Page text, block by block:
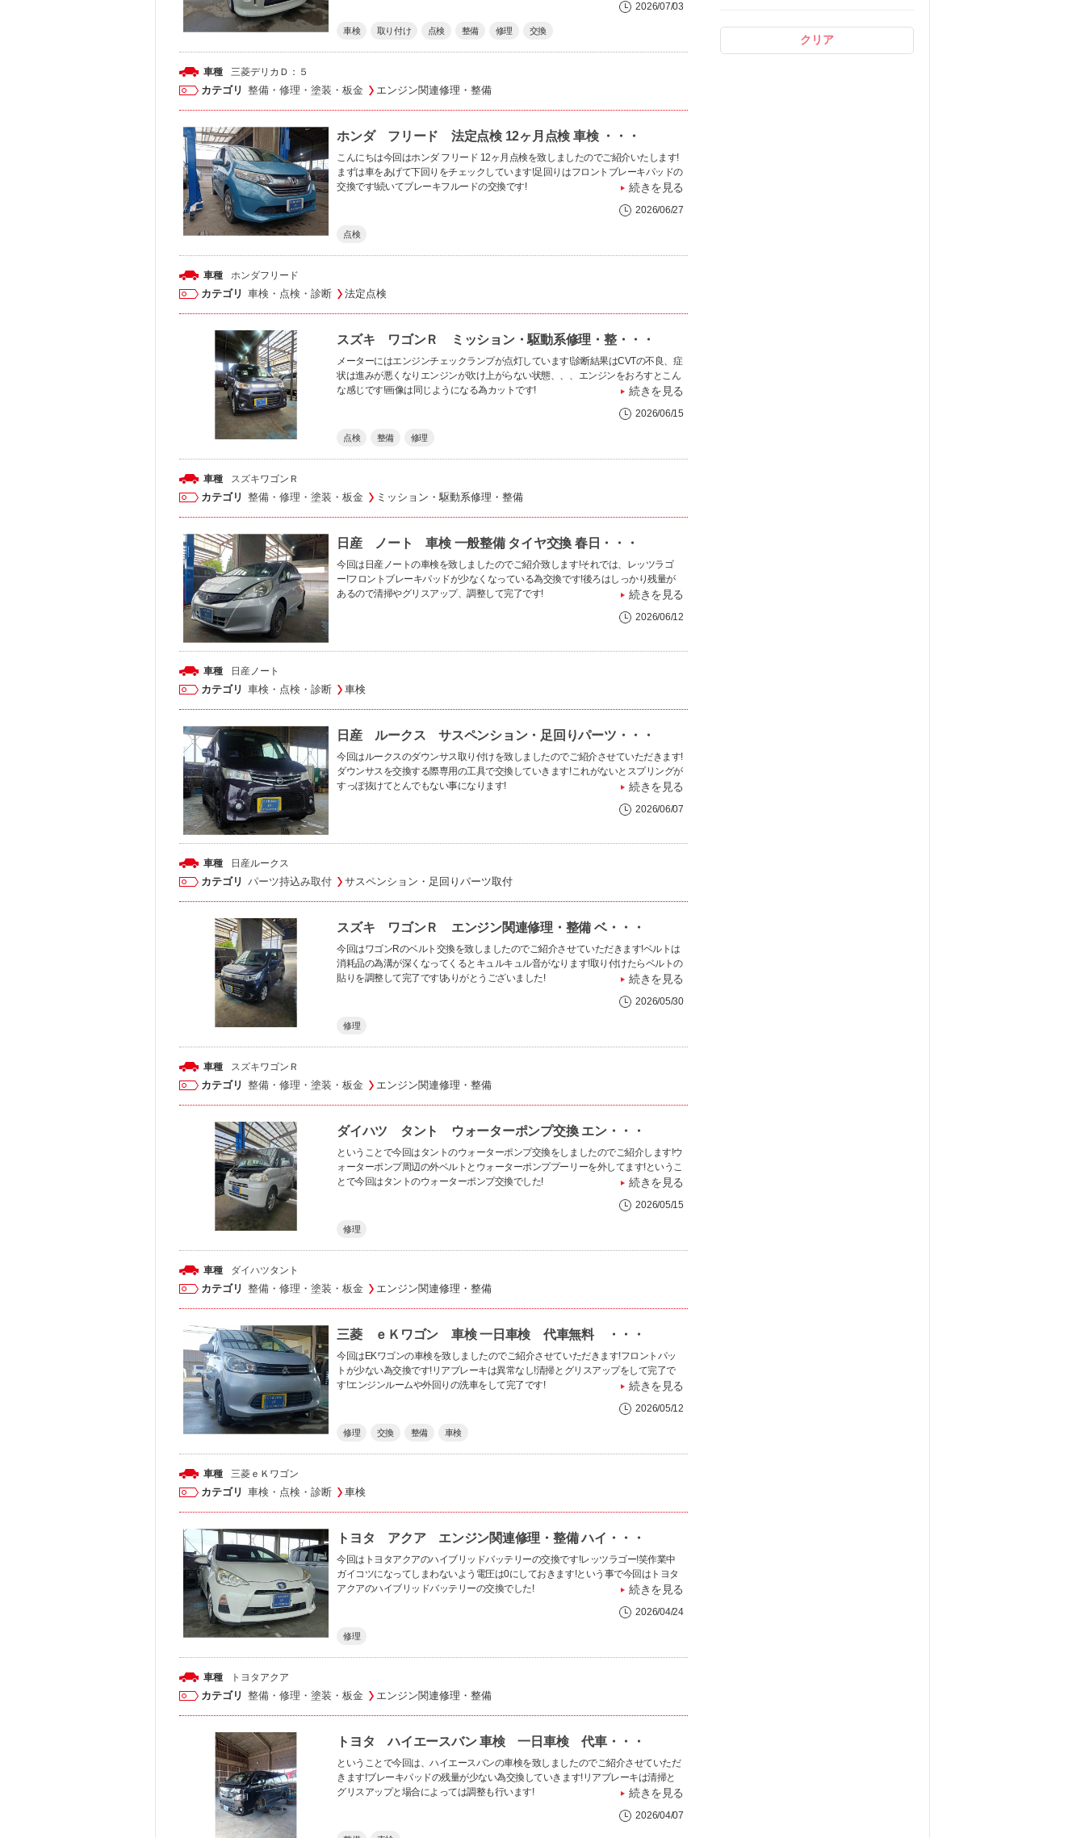
2026/07/03
車検 取り付け 点検 整備 修理 交換
車種 三菱デリカＤ：５
カテゴリ 整備・修理・塗装・板金 エンジン関連修理・整備
ホンダ フリード 法定点検 12ヶ月点検 車検 ・・・
こんにちは今回はホンダ フリード 12ヶ月点検を致しましたのでご紹介いたします!
まずは車をあげて下回りをチェックしています!足回りはフロントブレーキパッドの
交換です!続いてブレーキフルードの交換です!
続きを見る
2026/06/27
点検
車種 ホンダフリード
カテゴリ 車検・点検・診断 法定点検
スズキ ワゴンＲ ミッション・駆動系修理・整・・・
メーターにはエンジンチェックランプが点灯しています!診断結果はCVTの不良、症
状は進みが悪くなりエンジンが吹け上がらない状態、、、エンジンをおろすとこん
な感じです!画像は同じようになる為カットです!
続きを見る
2026/06/15
点検 整備 修理
車種 スズキワゴンＲ
カテゴリ 整備・修理・塗装・板金 ミッション・駆動系修理・整備
日産 ノート 車検 一般整備 タイヤ交換 春日・・・
今回は日産ノートの車検を致しましたのでご紹介致します!それでは、レッツラゴ
ー!フロントブレーキパッドが少なくなっている為交換です!後ろはしっかり残量が
あるので清掃やグリスアップ、調整して完了です!
続きを見る
2026/06/12
車種 日産ノート
カテゴリ 車検・点検・診断 車検
日産 ルークス サスペンション・足回りパーツ・・・
今回はルークスのダウンサス取り付けを致しましたのでご紹介させていただきます!
ダウンサスを交換する際専用の工具で交換していきます!これがないとスプリングが
すっぽ抜けてとんでもない事になります!
続きを見る
2026/06/07
車種 日産ルークス
カテゴリ パーツ持込み取付 サスペンション・足回りパーツ取付
スズキ ワゴンＲ エンジン関連修理・整備 ベ・・・
今回はワゴンRのベルト交換を致しましたのでご紹介させていただきます!ベルトは
消耗品の為溝が深くなってくるとキュルキュル音がなります!取り付けたらベルトの
貼りを調整して完了です!ありがとうございました!
続きを見る
2026/05/30
修理
車種 スズキワゴンＲ
カテゴリ 整備・修理・塗装・板金 エンジン関連修理・整備
ダイハツ タント ウォーターポンプ交換 エン・・・
ということで今回はタントのウォーターポンプ交換をしましたのでご紹介します!ウ
ォーターポンプ周辺の外ベルトとウォーターポンププーリーを外してます!というこ
とで今回はタントのウォーターポンプ交換でした!
続きを見る
2026/05/15
修理
車種 ダイハツタント
カテゴリ 整備・修理・塗装・板金 エンジン関連修理・整備
三菱 ｅＫワゴン 車検 一日車検 代車無料 ・・・
今回はEKワゴンの車検を致しましたのでご紹介させていただきます!フロントパッ
トが少ない為交換です!リアブレーキは異常なし!清掃とグリスアップをして完了で
す!エンジンルームや外回りの洗車をして完了です!
続きを見る
2026/05/12
修理 交換 整備 車検
車種 三菱 ｅＫワゴン
カテゴリ 車検・点検・診断 車検
トヨタ アクア エンジン関連修理・整備 ハイ・・・
今回はトヨタアクアのハイブリッドバッテリーの交換です!レッツラゴー!笑作業中
ガイコツになってしまわないよう電圧は0にしておきます!という事で今回はトヨタ
アクアのハイブリッドバッテリーの交換でした!
続きを見る
2026/04/24
修理
車種 トヨタ アクア
カテゴリ 整備・修理・塗装・板金 エンジン関連修理・整備
トヨタ ハイエースバン 車検 一日車検 代車・・・
ということで今回は、ハイエースバンの車検を致しましたのでご紹介させていただ
きます!ブレーキパッドの残量が少ない為交換していきます!リアブレーキは清掃と
グリスアップと場合によっては調整も行います!
続きを見る
2026/04/07